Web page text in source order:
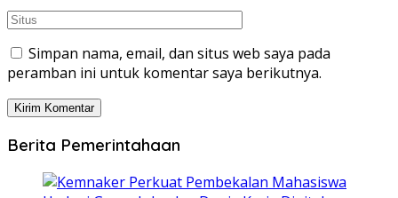
Simpan nama, email, dan situs web saya pada
peramban ini untuk komentar saya berikutnya.
Berita Pemerintahaan